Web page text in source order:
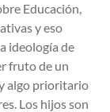
Educación,
y eso
ideología de
fruto de un
algo prioritario
Los hijos son